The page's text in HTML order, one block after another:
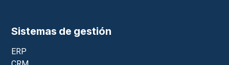
Sistemas de gestión
ERP